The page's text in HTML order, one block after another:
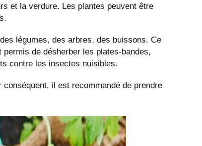
et la verdure. Les plantes peuvent être
légumes, des arbres, des buissons. Ce
de désherber les plates-bandes,
contre les insectes nuisibles.
il est recommandé de prendre